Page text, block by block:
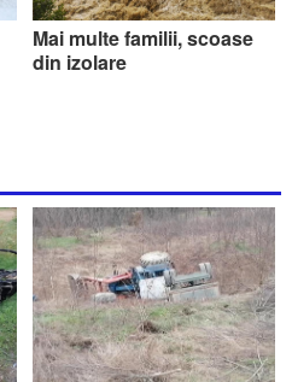
Mai multe familii, scoase
din izolare